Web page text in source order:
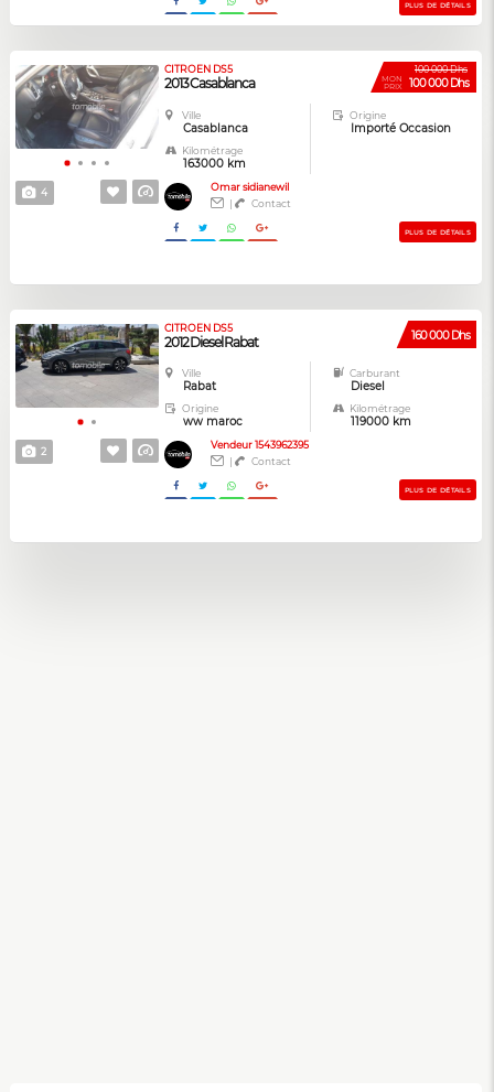
PLUS DE DÉTAILS
4
100 000 Dhs
MON
PRIX 100 000 Dhs
CITROEN DS5
2013 Casablanca
Ville
Casablanca
Origine
Importé Occasion
Kilométrage
163000 km
Omar sidianewil
|
Contact
PLUS DE DÉTAILS
2
160 000 Dhs
CITROEN DS5
2012 Diesel Rabat
Ville
Rabat
Carburant
Diesel
Origine
ww maroc
Kilométrage
119000 km
Vendeur 1543962395
|
Contact
PLUS DE DÉTAILS